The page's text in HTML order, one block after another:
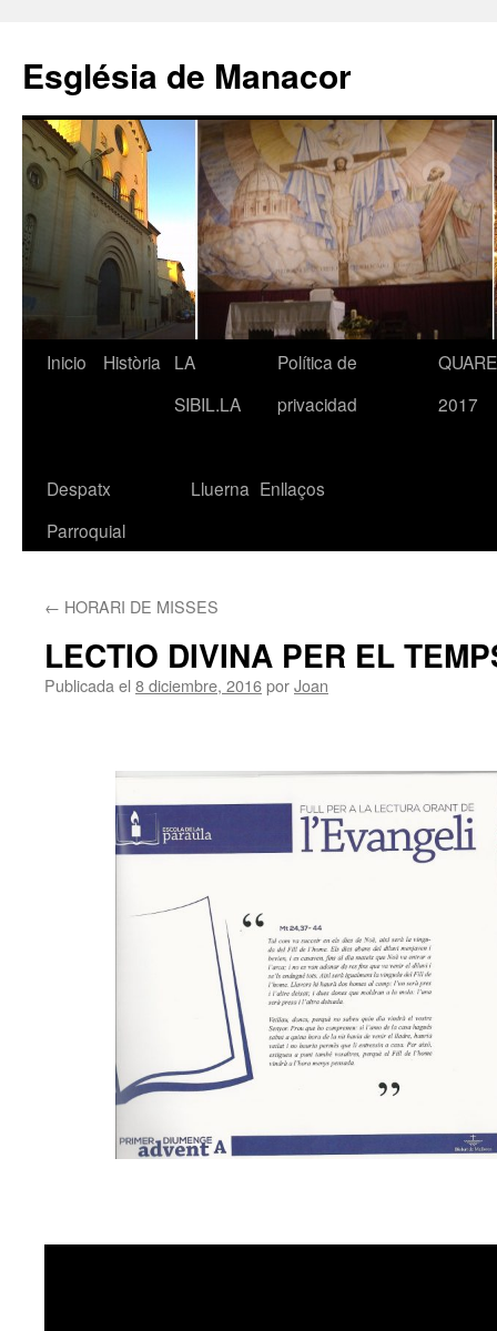
contenido
Església de Manacor
Inicio Història
LA
SIBIL.LA
Política de
privacidad
2017
Despatx
Parroquial
Lluerna Enllaços
← HORARI DE MISSES
LECTIO DIVINA PER EL
Publicada el 8 diciembre, 2016porJoan